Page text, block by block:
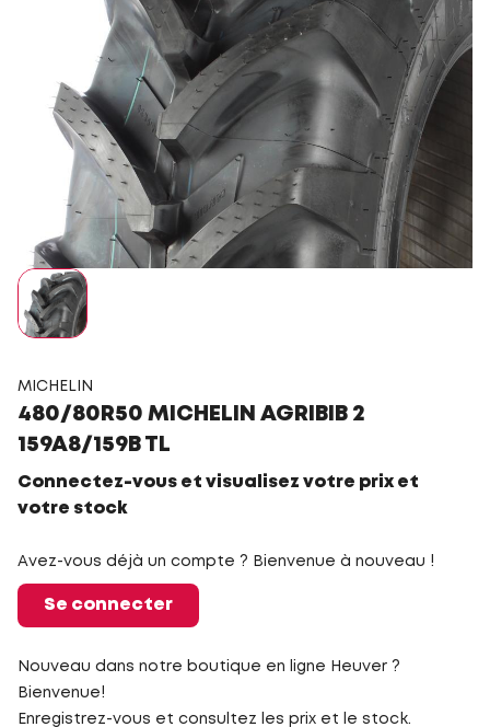
MICHELIN
480/80R50 MICHELIN AGRIBIB 2
159A8/159B TL
Connectez-vous et visualisez votre prix et
votre stock
Avez-vous déjà un compte ? Bienvenue à nouveau !
Se connecter
Nouveau dans notre boutique en ligne Heuver ?
Bienvenue!
Enregistrez-vous et consultez les prix et le stock.